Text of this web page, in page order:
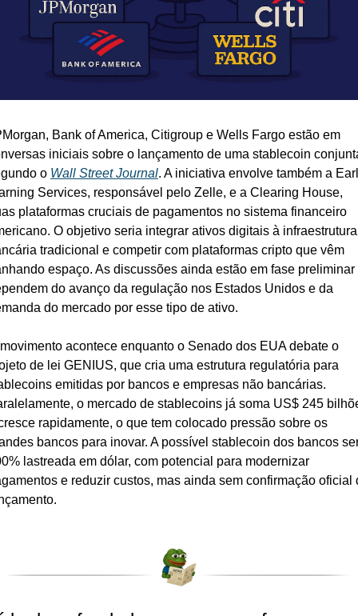
Bank of America, Citigroup e Wells Fargo estão em
iniciais sobre o lançamento de uma stablecoin
o Wall Street Journal. A iniciativa envolve também a
Services, responsável pelo Zelle, e a Clearing House,
plataformas cruciais de pagamentos no sistema financeiro
O objetivo seria integrar ativos digitais à infraestrutura
tradicional e competir com plataformas cripto que vêm
espaço. As discussões ainda estão em fase preliminar
do avanço da regulação nos Estados Unidos e da
do mercado por esse tipo de ativo.
acontece enquanto o Senado dos EUA debate o
de lei GENIUS, que cria uma estrutura regulatória para
emitidas por bancos e empresas não bancárias.
o mercado de stablecoins já soma US$ 245
rapidamente, o que tem colocado pressão sobre os
bancos para inovar. A possível stablecoin dos bancos
lastreada em dólar, com potencial para modernizar
e reduzir custos, mas ainda sem confirmação oficial